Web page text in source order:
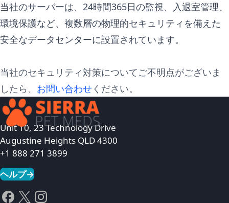
当社のサーバーは、24時間365日の監視、入退室管理、
環境保護など、複数層の物理的セキュリティを備えた
安全なデータセンターに設置されています。
当社のセキュリティ対策についてご不明点がございま
したら、 お問い合わせください。
Unit 10, 23 Technology Drive
Augustine Heights QLD 4300
+1 888 271 3899
ヘルプ→